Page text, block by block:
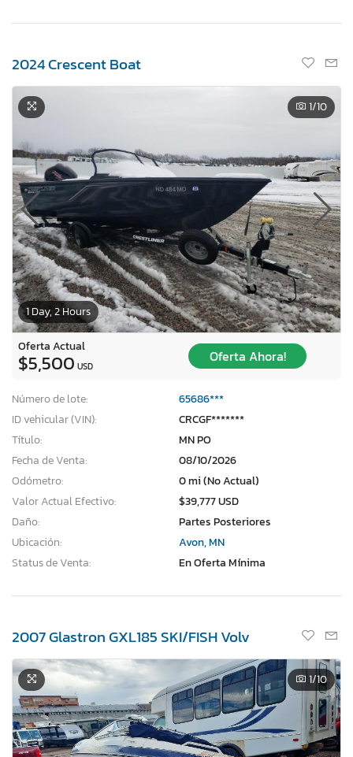
2024 Crescent Boat
1 Day, 2 Hours
1/10
Oferta Actual
$5,500 USD
Oferta Ahora!
Número de lote:
65686***
ID vehicular (VIN):
CRCGF*******
Título:
MN PO
Fecha de Venta:
08/10/2026
Odómetro:
0 mi (No Actual)
Valor Actual Efectivo:
$39,777 USD
Daño:
Partes Posteriores
Ubicación:
Avon, MN
Status de Venta:
En Oferta Mínima
2007 Glastron GXL185 SKI/FISH Volv
1/10